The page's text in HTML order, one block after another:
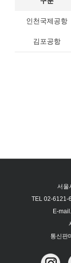
인천국제공항
김포공항
서울
TEL 02-6121-
E-
통신판